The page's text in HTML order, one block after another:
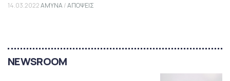
14.03.2022ΑΜΥΝΑ/ΑΠΟΨΕΙΣ
NEWSROOM